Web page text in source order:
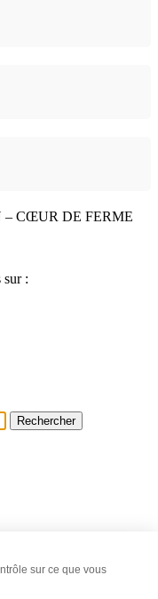
– CŒUR DE FERME
sur :
sur ce que vous